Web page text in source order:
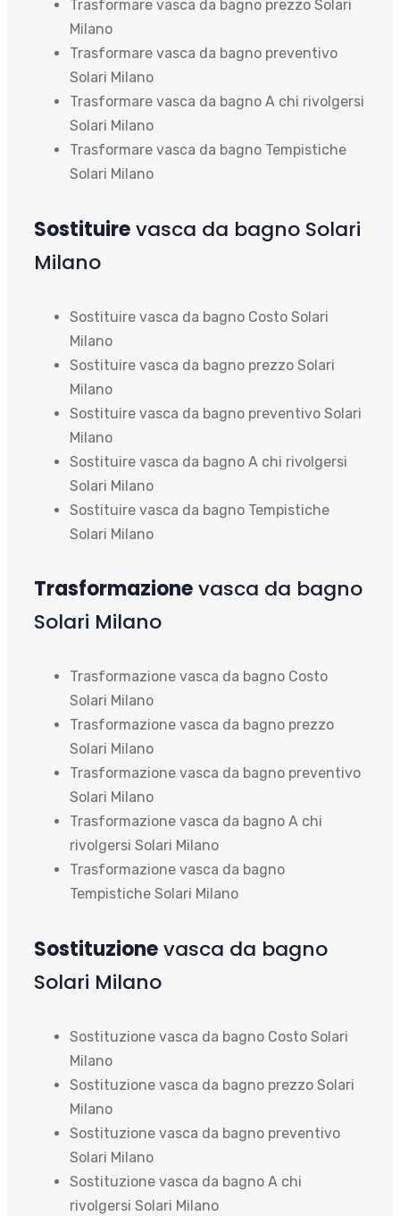
Trasformare vasca da bagno prezzo Solari
Milano
Trasformare vasca da bagno preventivo
Solari Milano
Trasformare vasca da bagno A chi rivolgersi
Solari Milano
Trasformare vasca da bagno Tempistiche
Solari Milano
Sostituirevasca da bagno Solari
Milano
Sostituire vasca da bagno Costo Solari
Milano
Sostituire vasca da bagno prezzo Solari
Milano
Sostituire vasca da bagno preventivo Solari
Milano
Sostituire vasca da bagno A chi rivolgersi
Solari Milano
Sostituire vasca da bagno Tempistiche
Solari Milano
Trasformazionevasca da bagno
Solari Milano
Trasformazione vasca da bagno Costo
Solari Milano
Trasformazione vasca da bagno prezzo
Solari Milano
Trasformazione vasca da bagno preventivo
Solari Milano
Trasformazione vasca da bagno A chi
rivolgersi Solari Milano
Trasformazione vasca da bagno
Tempistiche Solari Milano
Sostituzionevasca da bagno
Solari Milano
Sostituzione vasca da bagno Costo Solari
Milano
Sostituzione vasca da bagno prezzo Solari
Milano
Sostituzione vasca da bagno preventivo
Solari Milano
Sostituzione vasca da bagno A chi
rivolgersi Solari Milano